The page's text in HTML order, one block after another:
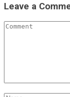
Leave a